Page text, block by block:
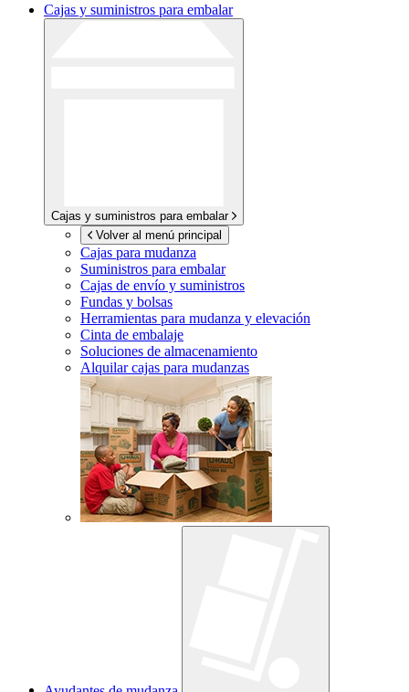
Cajas y suministros para embalar
Cajas y suministros para embalar
Volver al menú principal
Cajas para mudanza
Suministros para embalar
Cajas de envío y suministros
Fundas y bolsas
Herramientas para mudanza y elevación
Cinta de embalaje
Soluciones de almacenamiento
Alquilar cajas para mudanzas